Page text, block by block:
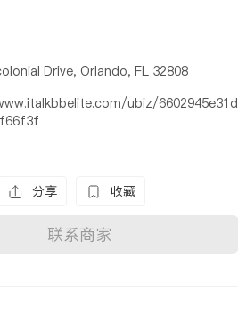
Drive, Orlando, FL 32808
ubiz/6602945e31d
分享 收藏
联系商家